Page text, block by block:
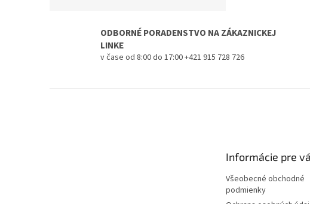
ODBORNÉ PORADENSTVO NA ZÁKAZNICKEJ
LINKE
v čase od 8:00 do 17:00 +421 915 728 726
Informácie pre
Všeobecné obchodné
podmienky